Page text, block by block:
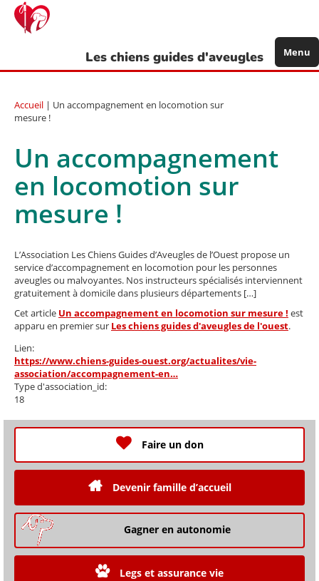
Aller
contenu
Les chiens guides d'aveugles Menu
Accueil | Un accompagnement en locomotion sur
mesure !
Un accompagnement
en locomotion sur
mesure !
L’Association Les Chiens Guides d’Aveugles de l’Ouest propose un
service d’accompagnement en locomotion pour les personnes
aveugles ou malvoyantes. Nos instructeurs spécialisés interviennent
gratuitement à domicile dans plusieurs départements […]
Cet article Un accompagnement en locomotion sur mesure ! est
apparu en premier sur Les chiens guides d'aveugles de l'ouest.
Lien:
https://www.chiens-guides-ouest.org/actualites/vie-
association/accompagnement-en…
Type d'association_id:
18
Faire un don
Devenir famille d’accueil
Gagner en autonomie
Legs et assurance vie